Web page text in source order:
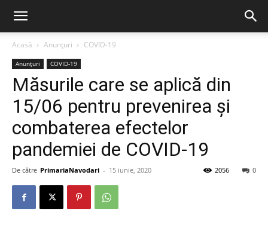
Acasă Anunțuri COVID-19
Anunțuri COVID-19
Măsurile care se aplică din
15/06 pentru prevenirea şi
combaterea efectelor
pandemiei de COVID-19
De către PrimariaNavodari - 15 iunie, 2020 0
2056